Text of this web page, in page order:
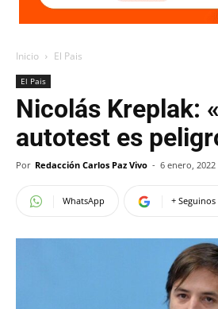
Inicio El Pais
El Pais
Nicolás Kreplak:
autotest es
Por Redacción Carlos Paz Vivo - 6 enero, 2022
WhatsApp +